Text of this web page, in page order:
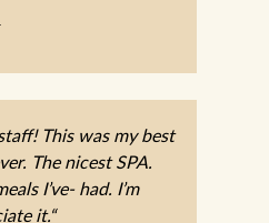
This was my best
The nicest SPA.
I’ve- had. I’m